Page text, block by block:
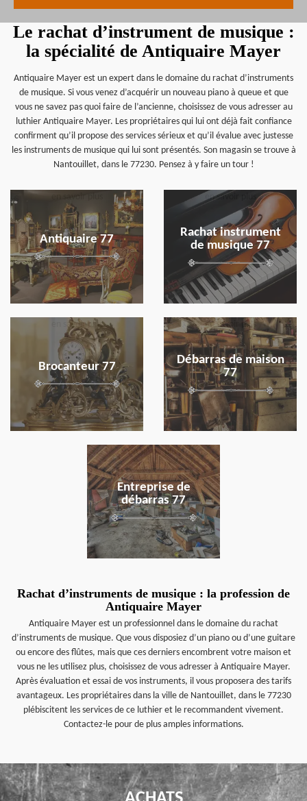
Le rachat d’instrument de musique :
la spécialité de Antiquaire Mayer
Antiquaire Mayer est un expert dans le domaine du rachat d’instruments
de musique. Si vous venez d’acquérir un nouveau piano à queue et que
vous ne savez pas quoi faire de l’ancienne, choisissez de vous adresser au
luthier Antiquaire Mayer. Les propriétaires qui lui ont déjà fait confiance
confirment qu’il propose des services sérieux et qu’il évalue avec justesse
les instruments de musique qui lui sont présentés. Son magasin se trouve à
Nantouillet, dans le 77230. Pensez à y faire un tour !
Antiquaire 77
en savoir plus
Rachat instrument
de musique 77
en savoir plus
Brocanteur 77
en savoir plus
Débarras de maison
77
en savoir plus
Entreprise de
débarras 77
en savoir plus
Rachat d’instruments de musique : la profession de
Antiquaire Mayer
Antiquaire Mayer est un professionnel dans le domaine du rachat
d’instruments de musique. Que vous disposiez d’un piano ou d’une guitare
ou encore des flûtes, mais que ces derniers encombrent votre maison et
vous ne les utilisez plus, choisissez de vous adresser à Antiquaire Mayer.
Après évaluation et essai de vos instruments, il vous proposera des tarifs
avantageux. Les propriétaires dans la ville de Nantouillet, dans le 77230
plébiscitent les services de ce luthier et le recommandent vivement.
Contactez-le pour de plus amples informations.